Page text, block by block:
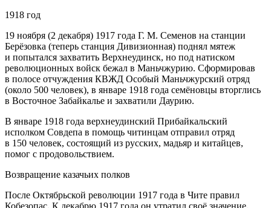
1918 год
19 ноября (2 декабря) 1917 года Г. М. Семенов на станции
Берёзовка (теперь станция Дивизионная) поднял мятеж
и попытался захватить Верхнеудинск, но под натиском
революционных войск бежал в Маньчжурию. Сформировав
в полосе отчуждения КВЖД Особый Маньчжурский отряд
(около 500 человек), в январе 1918 года семёновцы вторглись
в Восточное Забайкалье и захватили Даурию.
В январе 1918 года верхнеудинский Прибайкальский
исполком Совдепа в помощь читинцам отправил отряд
в 150 человек, состоящий из русских, мадьяр и китайцев,
помог с продовольствием.
Возвращение казачьих полков
После Октябрьской революции 1917 года в Чите правил
Кобезопас. К декабрю 1917 года он утратил своё значение.